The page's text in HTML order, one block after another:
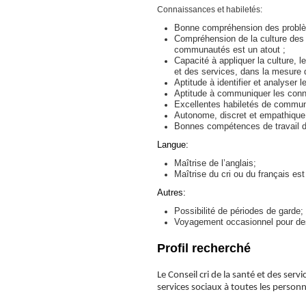
Connaissances et habiletés:
Bonne compréhension des
Compréhension de la culture
communautés est un atout ;
Capacité à appliquer la culture,
et des services, dans la mesure
Aptitude à identifier et analyser
Aptitude à communiquer les
Excellentes habiletés de
Autonome, discret et
Bonnes compétences de travail
Langue:
Maîtrise de l’anglais;
Maîtrise du cri ou du français
Autres:
Possibilité de périodes de garde;
Voyagement occasionnel pour
Profil recherché
Le Conseil cri de la santé et des
services sociaux à toutes les